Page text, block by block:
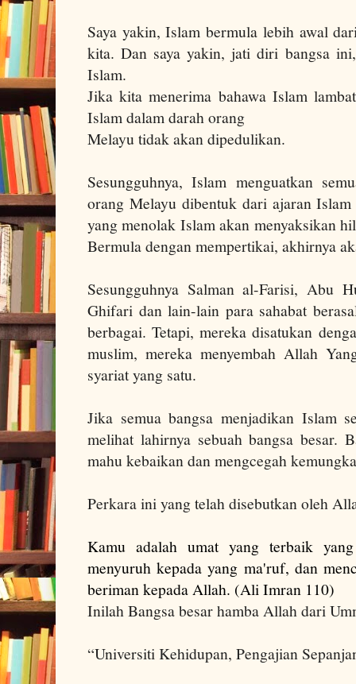
Saya yakin, Islam bermula lebih awal
kita. Dan saya yakin, jati diri bangsa
Islam.
Jika kita menerima bahawa Islam
Islam dalam darah orang
Melayu tidak akan dipedulikan.
Sesungguhnya, Islam menguatkan
orang Melayu dibentuk dari ajaran
yang menolak Islam akan menyaksikan
Bermula dengan mempertikai, akhirnya
Sesungguhnya Salman al-Farisi, Abu
Ghifari dan lain-lain para sahabat
berbagai. Tetapi, mereka disatukan
muslim, mereka menyembah Allah
syariat yang satu.
Jika semua bangsa menjadikan Islam
melihat lahirnya sebuah bangsa besar.
mahu kebaikan dan mengcegah
Perkara ini yang telah disebutkan oleh
Kamu adalah umat yang terbaik
menyuruh kepada yang ma'ruf, dan
beriman kepada Allah. (Ali Imran 110)
Inilah Bangsa besarhamba Allah dari
“Universiti Kehidupan, Pengajian